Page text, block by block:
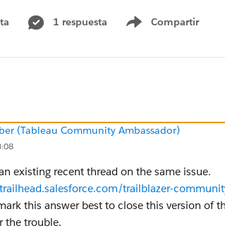
1 respuesta Compartir
Show menu
(Tableau Community Ambassador)
existing recent thread on the same issue.
trailblazer-
this answer best to close this version of
the trouble.